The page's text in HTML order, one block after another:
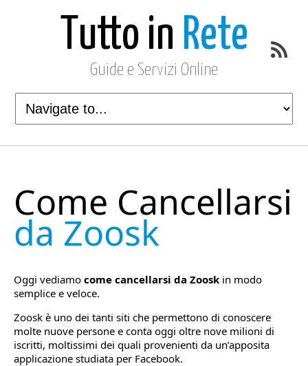
Tutto in Rete
Guide e Servizi Online
Come Cancellarsi
da Zoosk
Oggi vediamo come cancellarsi da Zoosk in modo
semplice e veloce.
Zoosk è uno dei tanti siti che permettono di conoscere
molte nuove persone e conta oggi oltre nove milioni di
iscritti, moltissimi dei quali provenienti da un’apposita
applicazione studiata per Facebook.